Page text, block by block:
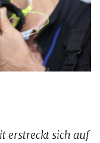
erstreckt sich auf